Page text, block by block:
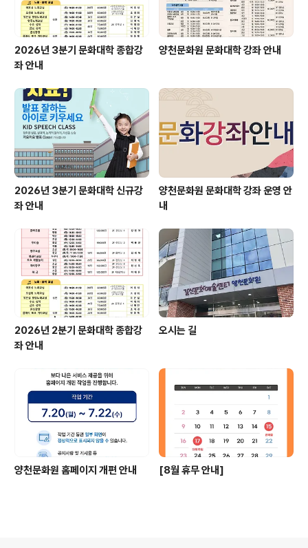
2026년 3분기 문화대학 종합강
좌 안내
양천문화원 문화대학 강좌 안내
2026년 3분기 문화대학 신규강
좌 안내
양천문화원 문화대학 강좌 운영 안
내
2026년 2분기 문화대학 종합강
좌 안내
오시는 길
양천문화원 홈페이지 개편 안내 [8월 휴무 안내]